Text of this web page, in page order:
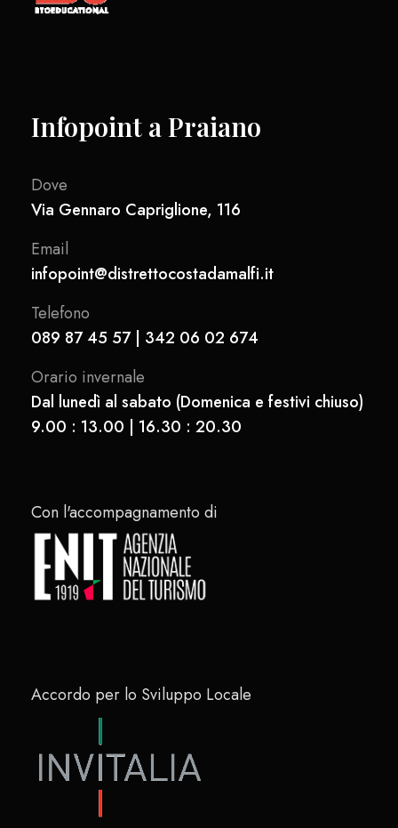
Infopoint a Praiano
Dove
Via Gennaro Capriglione, 116
Email
infopoint@distrettocostadamalfi.it
Telefono
089 87 45 57 | 342 06 02 674
Orario invernale
Dal lunedì al sabato (Domenica e festivi chiuso)
9.00 : 13.00 | 16.30 : 20.30
Con l'accompagnamento di
Accordo per lo Sviluppo Locale